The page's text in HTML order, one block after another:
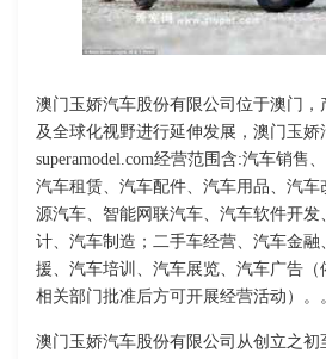
澳门玉娇汽车股份有限公司位于澳门
及全球化视野进行延伸发展，澳门玉娇
superamodel.com经营范围含:汽车销售
汽车租赁、汽车配件、汽车用品、汽
源汽车、智能网联汽车、汽车软件开
计、汽车制造；二手车经营、汽车金融
援、汽车培训、汽车展览、汽车广告
相关部门批准后方可开展经营活动）。
澳门玉娇汽车股份有限公司从创立之初